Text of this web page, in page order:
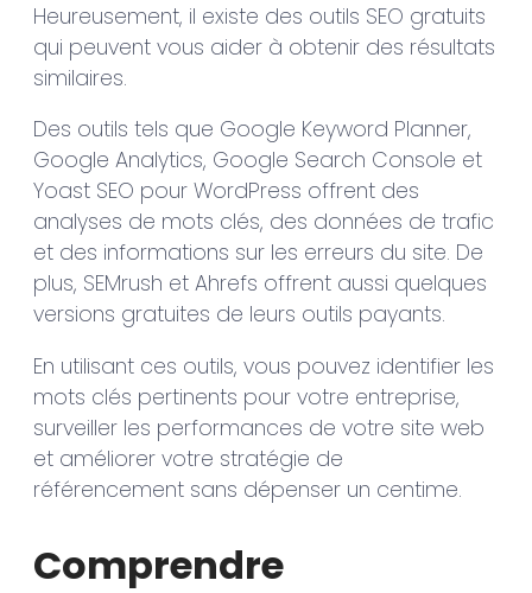
Heureusement, il existe des outils SEO gratuits
qui peuvent vous aider à obtenir des résultats
similaires.
Des outils tels que Google Keyword Planner,
Google Analytics, Google Search Console et
Yoast SEO pour WordPress offrent des
analyses de mots clés, des données de trafic
et des informations sur les erreurs du site. De
plus, SEMrush et Ahrefs offrent aussi quelques
versions gratuites de leurs outils payants.
En utilisant ces outils, vous pouvez identifier les
mots clés pertinents pour votre entreprise,
surveiller les performances de votre site web
et améliorer votre stratégie de
référencement sans dépenser un centime.
Comprendre